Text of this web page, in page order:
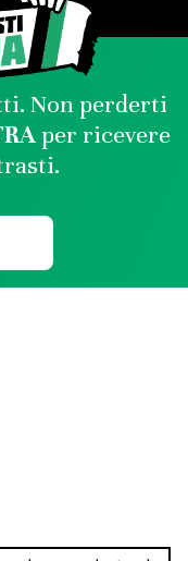
Non perderti
per ricevere